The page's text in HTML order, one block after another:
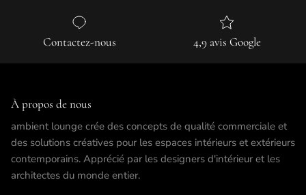
Contactez-nous 4,9 avis Google
À propos de nous
ambient lounge crée des concepts de qualité commerciale et
des solutions créatives pour les espaces intérieurs et extérieurs
contemporains. Apprécié par les designers d'intérieur et les
architectes du monde entier.